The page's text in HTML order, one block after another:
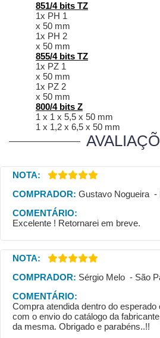
851/4 bits TZ
1x PH 1
x 50 mm
1x PH 2
x 50 mm
855/4 bits TZ
1x PZ 1
x 50 mm
1x PZ 2
x 50 mm
800/4 bits Z
1 x 1 x 5,5 x 50 mm
1 x 1,2 x 6,5 x 50 mm
NOTA:
COMPRADOR: Gustavo Nogueira -
COMENTÁRIO:
Excelente ! Retornarei em breve.
NOTA:
COMPRADOR: Sérgio Melo - São
COMENTÁRIO:
Compra atendida dentro do
com o envio do catálogo da
da mesma. Obrigado e parabéns..!!